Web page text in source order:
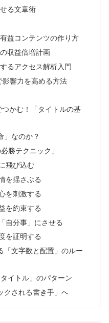
る文章術
益コンテンツの作り方
収益倍増計画
るアクセス解析入門
響力を高める方法
つかむ！「タイトルの基
」なのか？
勝テクニック」
飛び込む
を揺さぶる
を刺激する
を約束する
自分事」にさせる
を証明する
「文字数と配置」のルー
イトル」のパターン
クされる書き手」へ